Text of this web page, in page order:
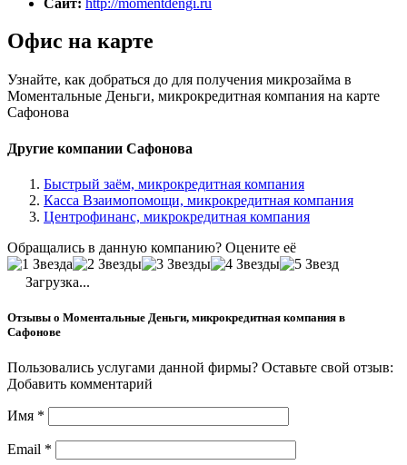
Офис на карте
Узнайте, как добраться до для получения микрозайма в
Моментальные Деньги, микрокредитная компания на карте
Сафонова
Другие компании Сафонова
Быстрый заём, микрокредитная компания
Касса Взаимопомощи, микрокредитная компания
Центрофинанс, микрокредитная компания
Обращались в данную компанию? Оцените её
Загрузка...
Отзывы о Моментальные Деньги, микрокредитная компания в
Сафонове
Пользовались услугами данной фирмы? Оставьте свой отзыв:
Добавить комментарий
Имя *
Email *